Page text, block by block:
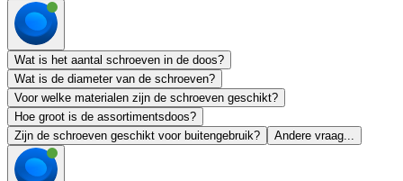
Wat is het aantal schroeven in de doos?
Wat is de diameter van de schroeven?
Voor welke materialen zijn de schroeven geschikt?
Hoe groot is de assortimentsdoos?
Zijn de schroeven geschikt voor buitengebruik?
Andere vraag...